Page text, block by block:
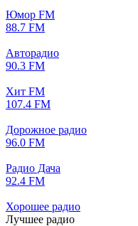
Юмор FM
88.7 FM
Авторадио
90.3 FM
Хит FM
107.4 FM
Дорожное радио
96.0 FM
Радио Дача
92.4 FM
Хорошее радио
Лучшее радио